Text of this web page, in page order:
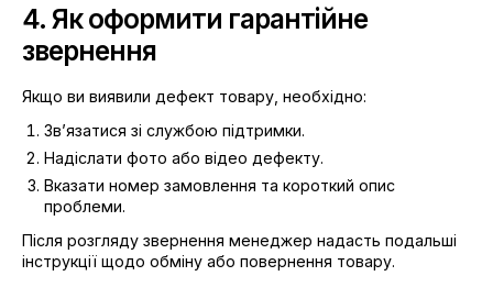
4. Як оформити гарантійне
звернення
Якщо ви виявили дефект товару, необхідно:
Зв’язатися зі службою підтримки.
Надіслати фото або відео дефекту.
Вказати номер замовлення та короткий опис
проблеми.
Після розгляду звернення менеджер надасть подальші
інструкції щодо обміну або повернення товару.